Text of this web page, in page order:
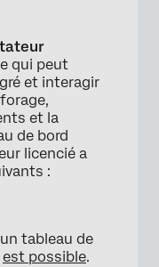
qui peut
et interagir
et la
de bord
licencié a
:
un tableau de
est possible.